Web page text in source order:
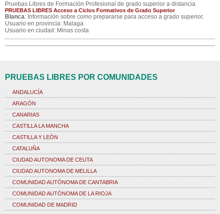
Pruebas Libres de Formación Profesional de grado superior a distancia
PRUEBAS LIBRES Acceso a Ciclos Formativos de Grado Superior
Blanca: Información sobre como prepararse para acceso a grado superior.
Usuario en provincia: Malaga
Usuario en ciudad: Minas costa
PRUEBAS LIBRES POR COMUNIDADES
ANDALUCÍA
ARAGÓN
CANARIAS
CASTILLA LA MANCHA
CASTILLA Y LEÓN
CATALUÑA
CIUDAD AUTONOMA DE CEUTA
CIUDAD AUTONOMA DE MELILLA
COMUNIDAD AUTÓNOMA DE CANTABRIA
COMUNIDAD AUTÓNOMA DE LA RIOJA
COMUNIDAD DE MADRID